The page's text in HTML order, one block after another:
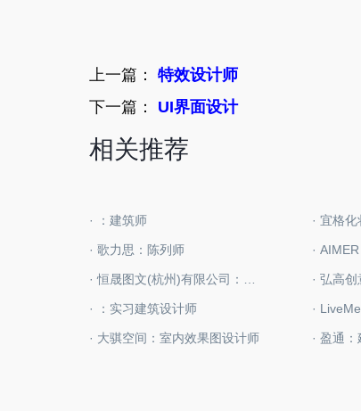
上一篇： 特效设计师
下一篇： UI界面设计
相关推荐
· ：建筑师 · 宜格
· 歌力思：陈列师 ·
· 弘高
· ：实习建筑设计师 ·
· 大骐空间：室内效果图设计师 · 盈通